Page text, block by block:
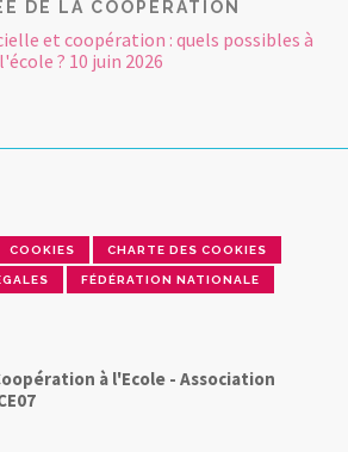
DE LA COOPÉRATION
et coopération : quels possibles à
l'école ? 10 juin 2026
COOKIES CHARTE DES COOKIES
FÉDÉRATION NATIONALE
à l'Ecole - Association